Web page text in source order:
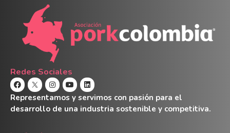
Redes Sociales
Representamos y servimos con pasión para el
desarrollo de una industria sostenible y competitiva.